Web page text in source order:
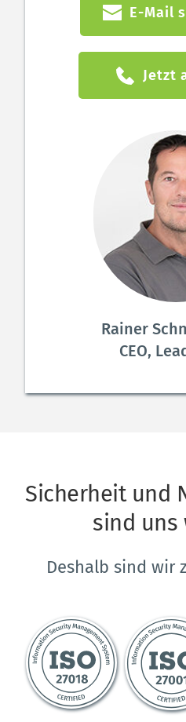
E-Mail
Jetzt
Rainer
CEO,
Sicherheit und
sind uns
Deshalb sind wir